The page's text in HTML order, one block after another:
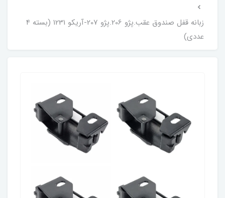
زبانه قفل صندوق عقب.پژو 206.پژو 207-آریکو 1231 (بسته 4
عددی)